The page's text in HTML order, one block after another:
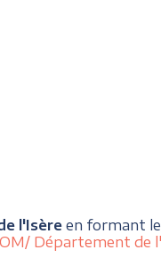
l'Isèreen formant
Département de